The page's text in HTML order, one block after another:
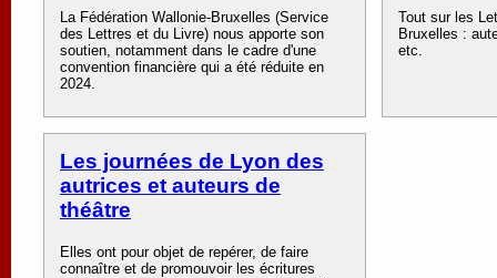
La Fédération Wallonie-Bruxelles (Service
des Lettres et du Livre) nous apporte son
soutien, notamment dans le cadre d'une
convention financière qui a été réduite en
2024.
Tout sur les
Bruxelles :
etc.
Les journées de Lyon des
autrices et auteurs de
théâtre
Elles ont pour objet de repérer, de faire
connaître et de promouvoir les écritures